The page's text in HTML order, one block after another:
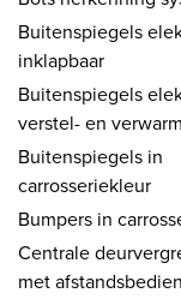
Buitenspiegels
inklapbaar
Buitenspiegels
verstel- en
Buitenspiegels in
carrosseriekleur
Bumpers in
Centrale
met